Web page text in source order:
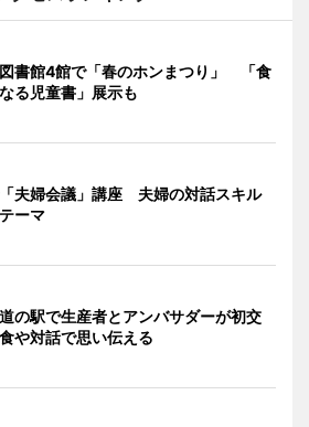
書館4館で「春のホンまつり」 「食
る児童書」展示も
夫婦会議」講座 夫婦の対話スキル
ーマ
の駅で生産者とアンバサダーが初交
や対話で思い伝える